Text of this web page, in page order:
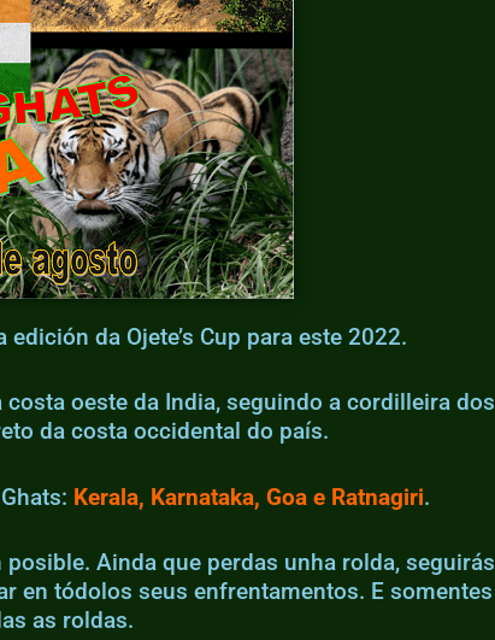
da Ojete’s Cup para este 2022.
oeste da India, seguindo a cordilleira dos
da costa occidental do país.
Kerala, Karnataka, Goa e Ratnagiri.
Ainda que perdas unha rolda, seguirás
en tódolos seus enfrentamentos. E somentes
as roldas.